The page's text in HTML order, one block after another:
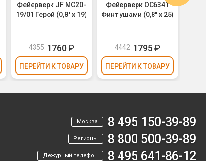
Фейерверк JF MC20-
19/01 Герой (0,8" х 19)
4355 1760₽
ПЕРЕЙТИ К ТОВАРУ
Фейерверк ОС6341
Финт ушами (0,8" х 25)
4442 1795 ₽
ПЕРЕЙТИ К ТОВАРУ
Москва 8 495 150-39-89
Регионы 8 800 500-39-89
Дежурный телефон 8 495 641-86-12